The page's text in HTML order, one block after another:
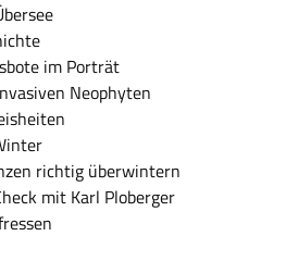
im Porträt
Neophyten
richtig überwintern
mit Karl Ploberger